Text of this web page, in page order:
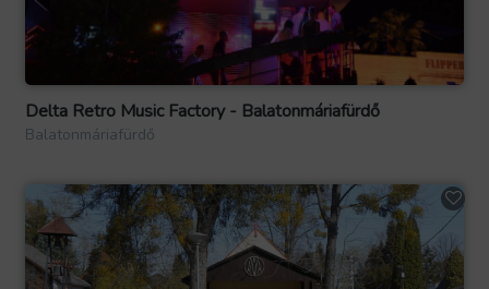
Delta Retro Music Factory - Balatonmáriafürdő
Balatonmáriafürdő